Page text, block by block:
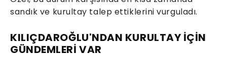
sandık ve kurultay talep ettiklerini vurguladı.
KILIÇDAROĞLU'NDAN KURULTAY İÇİN
GÜNDEMLERİ VAR